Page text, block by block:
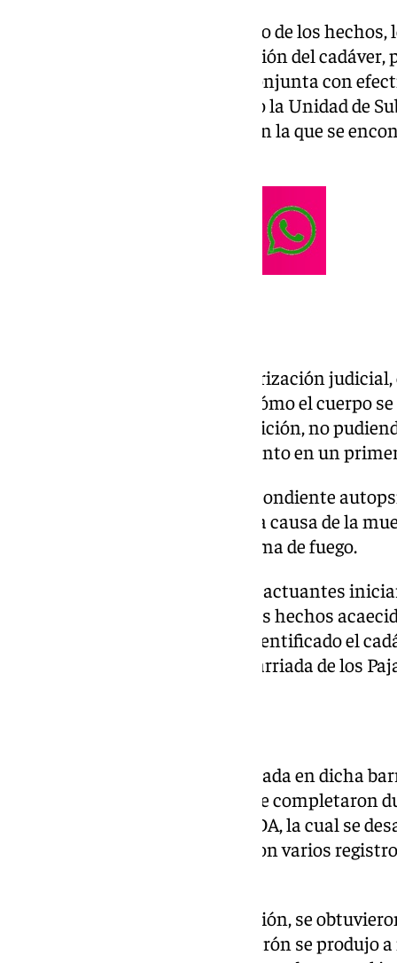
Nada más tenerse conocimiento de los
trasladaron al lugar de la aparición del
inspección ocular de manera conjunta con
además de otras unidades como la Unidad de
debido a la compleja orografía en la que se
Una vez se produjo, previa autorización
los agentes pudieron apreciar cómo el cuerpo
avanzado estado de descomposición, no
conocida la causa del fallecimiento en un
Fue una vez realizada la correspondiente
tuvieron conocimiento de que la causa de la
un disparo efectuado con un arma de fuego.
Ante esta situación los agentes actuantes
investigación para esclarecer los hechos
y una vez estuvo plenamente identificado el
el de un varón residente en la barriada de los
Teniendo la investigación centrada en dicha
informaciones relevantes que se completaron
nombrada como Operación LEDA, la cual se
de octubre, en la que se realizaron varios
Tras varios meses de investigación, se
concluir que la muerte de ese varón se produjo